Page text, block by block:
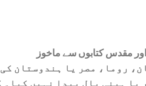
مقدس کتابوں سے ماخوز
روما، مصر یا ہندوستان
ہینی بال پیدا نہیں کیا۔